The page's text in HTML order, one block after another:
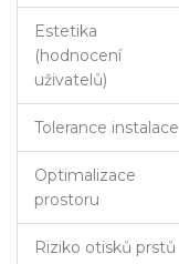
Estetika
(hodnocení
uživatelů)
Tolerance instalace
Optimalizace
prostoru
Riziko otisků prstů